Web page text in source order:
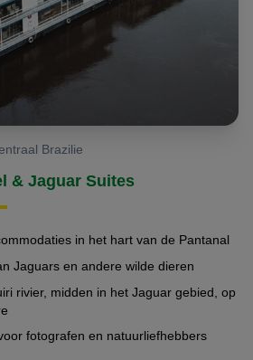
Brazilie
& Jaguar Suites
in het hart van de Pantanal
Jaguars en andere wilde dieren
rivier, midden in het Jaguar gebied, op
fotografen en natuurliefhebbers